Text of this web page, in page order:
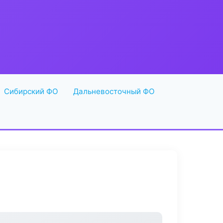
Сибирский ФО Дальневосточный ФО